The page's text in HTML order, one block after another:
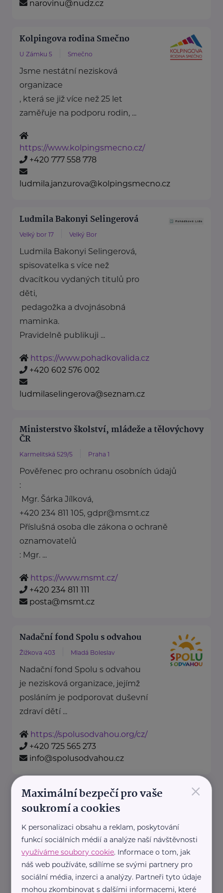
narovinu@nudz.cz
Kolpingova rodina Smečno
U Zámku 5 Smečno
Jsme nestátní nezisková
organizace
, která se již více než 25 let
zaměřuje na podporu rodin, ...
https://www.kolpingsmecno.cz/
+420 777 558 778
ludmila.janzurova@kolpingsmecno.cz
Ludmila Bakonyi Selingerová
Velký bor 17 Velký Bor
Ludmila Bakonyi Selingerová,
spisovatelka s více než
dvacítkou vydaných titulů pro
děti,
pedagožka a dvojnásobná
maminka.
Pravidelně publikuji ...
https://www.pohadkovalida.cz
+420 602 576 002
ludmilaselingerova@seznam.cz
Ministerstvo školství, mládeže a tělovýchovy
ČR
Karmelitská 529/5 Praha 1
Pověřenec pro ochranu osobních údajů
:
Mgr. Šárka Jílková,
+420 234 811 105, gdpr@msmt.cz
Příslušná osoba dle zákona o ochraně
oznamovatelů
: Mgr. ...
https://www.msmt.cz/
+420 234 811 111
posta@msmt.cz
Nadační fond Spolu s odvahou
Žižkova 403 Mladá Boleslav
Nadační fond Spolu s odvahou
je nezisková organizace, jejímž
posláním je podporovat duševní
zdraví dětí ...
https://spolusodvahou.org/cz/
+420 725 565 273
info@spolusodvahou.cz
Národní asociace dobrovolnictví
z.s.
Národní asociace dobrovolnictví,
z.s. je zastřešující dobrovolnou,
neziskovou, nezávislou a
×
Maximální bezpečí pro vaše
soukromí a cookies
K personalizaci obsahu a reklam, poskytování
funkcí sociálních médií a analýze naší návštěvnosti
využíváme soubory cookie. Informace o tom, jak
náš web používáte, sdílíme se svými partnery pro
sociální média, inzerci a analýzy. Partneři tyto údaje
mohou zkombinovat s dalšími informacemi, které